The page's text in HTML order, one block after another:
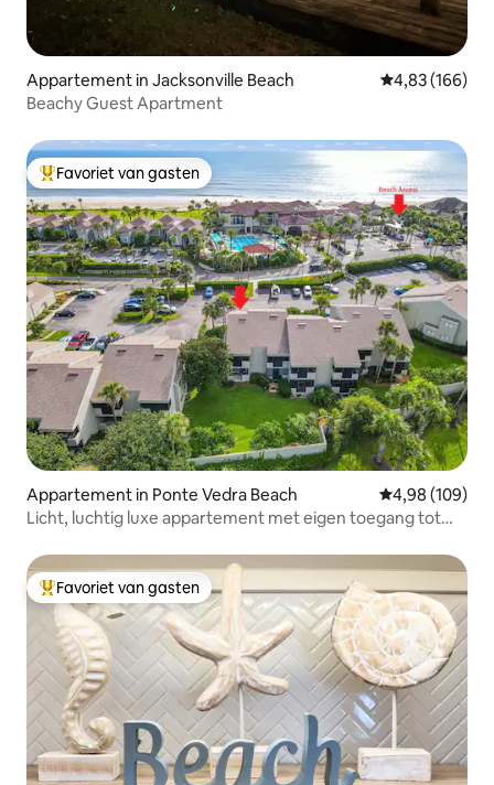
Appartement in Jacksonville Beach Gemiddelde
4,83 (166)
Beachy Guest Apartment
Topfavoriet van gasten
Favoriet van gasten
Appartement in Ponte Vedra Beach Gemiddelde
4,98 (109)
Licht, luchtig luxe appartement met eigen toegang tot
Topfavoriet van gasten
Favoriet van gasten